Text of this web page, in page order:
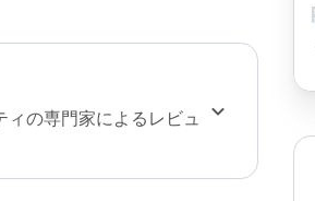
ィの専門家によるレビュ